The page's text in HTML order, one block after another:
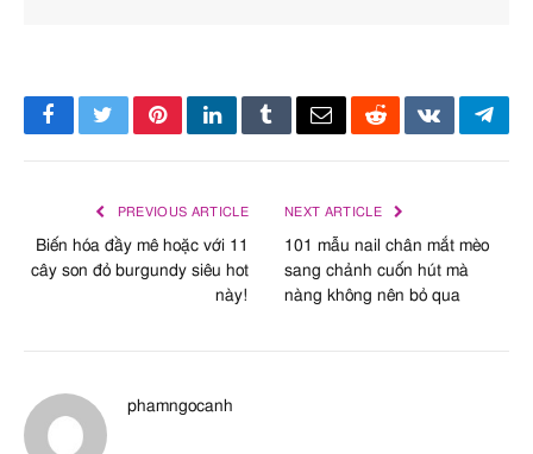
FacebookTwitterPinterestLinkedInTumblrEmailRedditVKontakte
PREVIOUS ARTICLE
Biến hóa đầy mê hoặc với 11
cây son đỏ burgundy siêu hot
này!
NEXT ARTICLE
101 mẫu nail chân mắt mèo
sang chảnh cuốn hút mà
nàng không nên bỏ qua
phamngocanh